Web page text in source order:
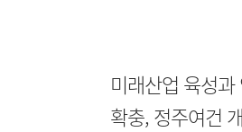
미래산업 육성
확충, 정주여건